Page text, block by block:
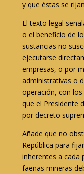
y que éstas se
El texto legal
o el beneficio de
sustancias no
ejecutarse
empresas, o por
administrativas o
operación, con
que el Presidente
por decreto
Añade que no
República para
inherentes a cada
faenas mineras